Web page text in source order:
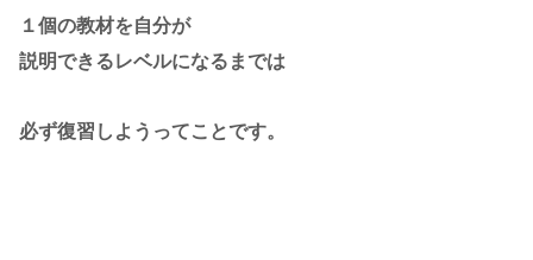
１個の教材を自分が
説明できるレベルになるまでは
必ず復習しようってことです。